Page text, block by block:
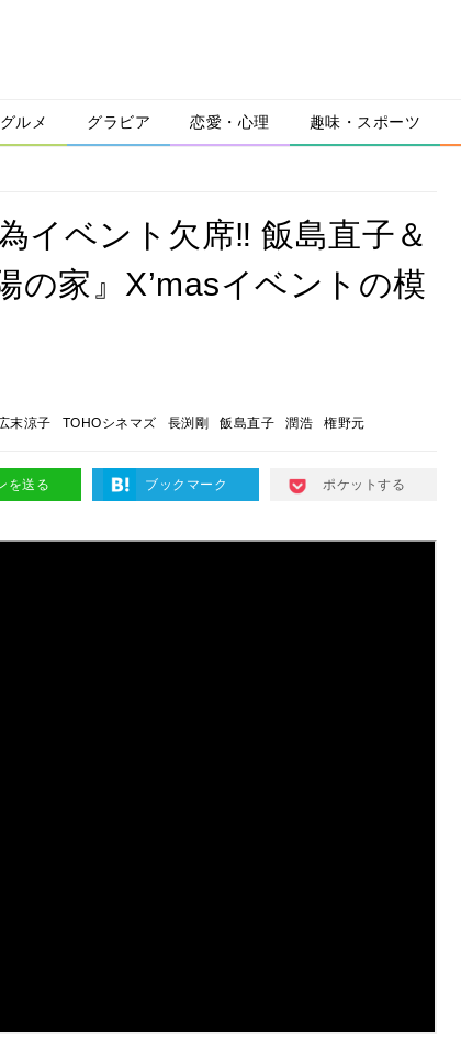
ルメ グラビア 恋愛・心理 趣味・スポーツ
イベント欠席‼ 飯島直子＆
の家』X’masイベントの模
末涼子 TOHOシネマズ 長渕剛 飯島直子 潤浩 権野元
を送る ブックマーク ポケットする